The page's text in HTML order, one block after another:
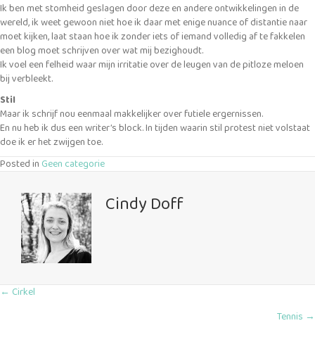
Ik ben met stomheid geslagen door deze en andere ontwikkelingen in de
wereld, ik weet gewoon niet hoe ik daar met enige nuance of distantie naar
moet kijken, laat staan hoe ik zonder iets of iemand volledig af te fakkelen
een blog moet schrijven over wat mij bezighoudt.
Ik voel een felheid waar mijn irritatie over de leugen van de pitloze meloen
bij verbleekt.
Stil
Maar ik schrijf nou eenmaal makkelijker over futiele ergernissen.
En nu heb ik dus een writer’s block. In tijden waarin stil protest niet volstaat
doe ik er het zwijgen toe.
Posted in Geen categorie
Cindy Doff
Posts
← Cirkel
Tennis →